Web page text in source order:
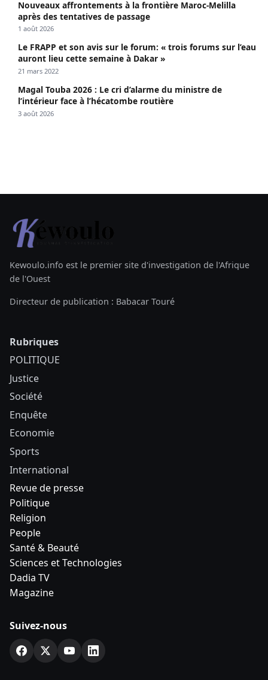
Nouveaux affrontements à la frontière Maroc-Melilla
après des tentatives de passage
1 août 2026
Le FRAPP et son avis sur le forum: « trois forums sur l’eau
auront lieu cette semaine à Dakar »
21 mars 2022
Magal Touba 2026 : Le cri d’alarme du ministre de
l’intérieur face à l’hécatombe routière
3 août 2026
Kewoulo.info est le premier site d'investigation de l'Afrique
de l'Ouest
Directeur de publication : Babacar Touré
Rubriques
POLITIQUE
Justice
Société
Enquête
Economie
Sports
International
Revue de presse
Politique
Religion
People
Santé & Beauté
Sciences et Technologies
Dadia TV
Magazine
Suivez-nous